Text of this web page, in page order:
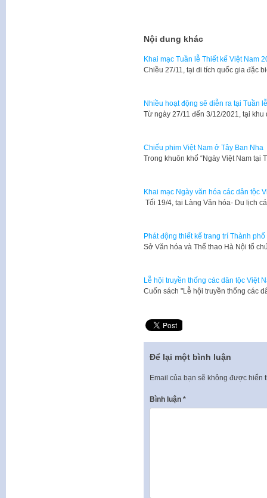
Nội dung khác
Khai mạc Tuần lễ Thiết kế Việt Nam
Chiều 27/11, tại di tích quốc gia đặc
Nhiều hoạt động sẽ diễn ra tại Tuần
Từ ngày 27/11 đến 3/12/2021, tại
Chiếu phim Việt Nam ở Tây Ban Nha
Trong khuôn khổ “Ngày Việt Nam tại
Khai mạc Ngày văn hóa các dân tộc
Tối 19/4, tại Làng Văn hóa- Du lịch
Phát động thiết kế trang trí Thành
Sở Văn hóa và Thể thao Hà Nội tổ
Lễ hội truyền thống các dân tộc Việt
​Cuốn sách "Lễ hội truyền thống các
Để lại một bình luận
Email của bạn sẽ không được hiển
Bình luận *